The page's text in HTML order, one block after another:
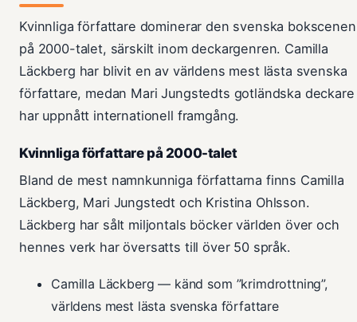
Kvinnliga författare dominerar den svenska bokscenen
på 2000-talet, särskilt inom deckargenren. Camilla
Läckberg har blivit en av världens mest lästa svenska
författare, medan Mari Jungstedts gotländska deckare
har uppnått internationell framgång.
Kvinnliga författare på 2000-talet
Bland de mest namnkunniga författarna finns Camilla
Läckberg, Mari Jungstedt och Kristina Ohlsson.
Läckberg har sålt miljontals böcker världen över och
hennes verk har översatts till över 50 språk.
Camilla Läckberg — känd som ”krimdrottning”,
världens mest lästa svenska författare